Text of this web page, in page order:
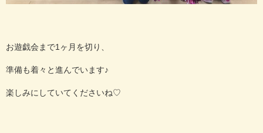
お遊戯会まで1ヶ月を切り、
準備も着々と進んでいます♪
楽しみにしていてくださいね♡